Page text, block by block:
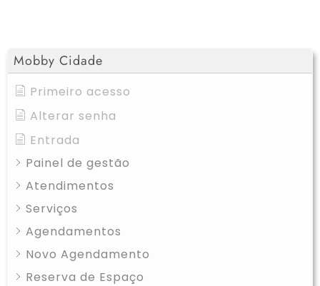
Mobby Cidade
Primeiro acesso
Alterar senha
Entrada
Painel de gestão
Atendimentos
Serviços
Agendamentos
Novo Agendamento
Reserva de Espaço